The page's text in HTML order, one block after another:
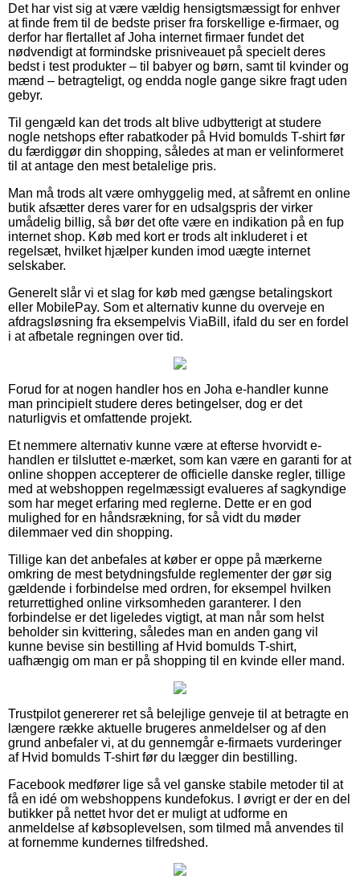
Det har vist sig at være vældig hensigtsmæssigt for enhver
at finde frem til de bedste priser fra forskellige e-firmaer, og
derfor har flertallet af Joha internet firmaer fundet det
nødvendigt at formindske prisniveauet på specielt deres
bedst i test produkter – til babyer og børn, samt til kvinder og
mænd – betragteligt, og endda nogle gange sikre fragt uden
gebyr.
Til gengæld kan det trods alt blive udbytterigt at studere
nogle netshops efter rabatkoder på Hvid bomulds T-shirt før
du færdiggør din shopping, således at man er velinformeret
til at antage den mest betalelige pris.
Man må trods alt være omhyggelig med, at såfremt en online
butik afsætter deres varer for en udsalgspris der virker
umådelig billig, så bør det ofte være en indikation på en fup
internet shop. Køb med kort er trods alt inkluderet i et
regelsæt, hvilket hjælper kunden imod uægte internet
selskaber.
Generelt slår vi et slag for køb med gængse betalingskort
eller MobilePay. Som et alternativ kunne du overveje en
afdragsløsning fra eksempelvis ViaBill, ifald du ser en fordel
i at afbetale regningen over tid.
Forud for at nogen handler hos en Joha e-handler kunne
man principielt studere deres betingelser, dog er det
naturligvis et omfattende projekt.
Et nemmere alternativ kunne være at efterse hvorvidt e-
handlen er tilsluttet e-mærket, som kan være en garanti for at
online shoppen accepterer de officielle danske regler, tillige
med at webshoppen regelmæssigt evalueres af sagkyndige
som har meget erfaring med reglerne. Dette er en god
mulighed for en håndsrækning, for så vidt du møder
dilemmaer ved din shopping.
Tillige kan det anbefales at køber er oppe på mærkerne
omkring de mest betydningsfulde reglementer der gør sig
gældende i forbindelse med ordren, for eksempel hvilken
returrettighed online virksomheden garanterer. I den
forbindelse er det ligeledes vigtigt, at man når som helst
beholder sin kvittering, således man en anden gang vil
kunne bevise sin bestilling af Hvid bomulds T-shirt,
uafhængig om man er på shopping til en kvinde eller mand.
Trustpilot genererer ret så belejlige genveje til at betragte en
længere række aktuelle brugeres anmeldelser og af den
grund anbefaler vi, at du gennemgår e-firmaets vurderinger
af Hvid bomulds T-shirt før du lægger din bestilling.
Facebook medfører lige så vel ganske stabile metoder til at
få en idé om webshoppens kundefokus. I øvrigt er der en del
butikker på nettet hvor det er muligt at udforme en
anmeldelse af købsoplevelsen, som tilmed må anvendes til
at fornemme kundernes tilfredshed.